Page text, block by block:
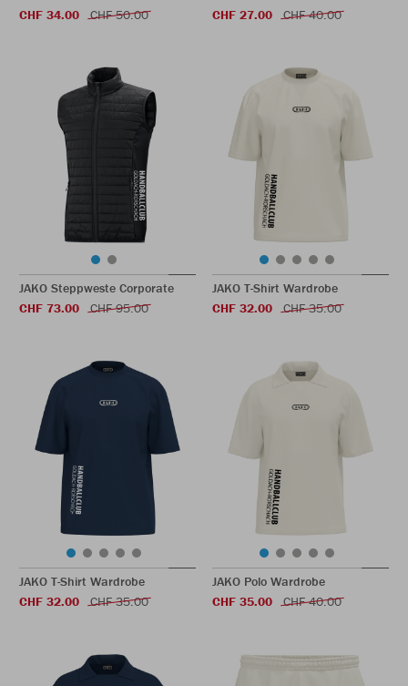
CHF 34.00
CHF 50.00
CHF 27.00
CHF 40.00
JAKO Steppweste Corporate
CHF 73.00
CHF 95.00
JAKO T-Shirt Wardrobe
CHF 32.00
CHF 35.00
JAKO T-Shirt Wardrobe
CHF 32.00
CHF 35.00
JAKO Polo Wardrobe
CHF 35.00
CHF 40.00